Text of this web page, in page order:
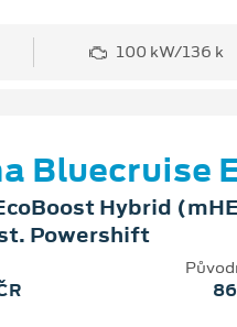
100 kW/136 k
Bluecruise
Hybrid
Powershift